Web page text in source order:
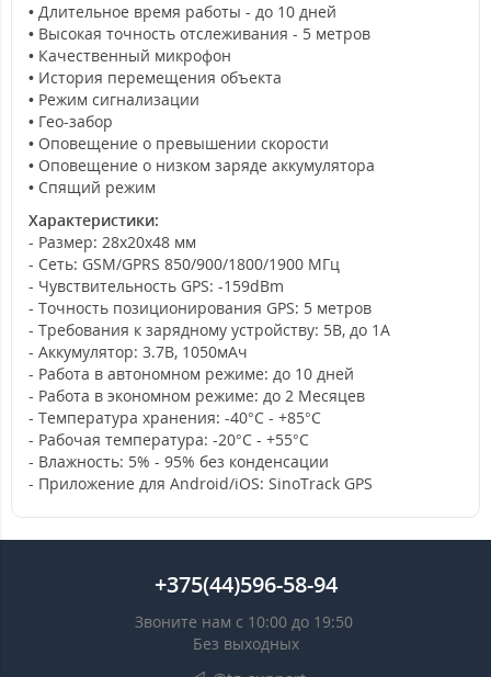
• Длительное время работы - до 10 дней
• Высокая точность отслеживания - 5 метров
• Качественный микрофон
• История перемещения объекта
• Режим сигнализации
• Гео-забор
• Оповещение о превышении скорости
• Оповещение о низком заряде аккумулятора
• Спящий режим
Характеристики:
- Размер: 28x20x48 мм
- Сеть: GSM/GPRS 850/900/1800/1900 МГц
- Чувствительность GPS: -159dBm
- Точность позиционирования GPS: 5 метров
- Требования к зарядному устройству: 5В, до 1A
- Аккумулятор: 3.7В, 1050мАч
- Работа в автономном режиме: до 10 дней
- Работа в экономном режиме: до 2 Месяцев
- Температура хранения: -40°C - +85°C
- Рабочая температура: -20°C - +55°C
- Влажность: 5% - 95% без конденсации
- Приложение для Android/iOS: SinoTrack GPS
+375(44)596-58-94
Звоните нам с 10:00 до 19:50
Без выходных